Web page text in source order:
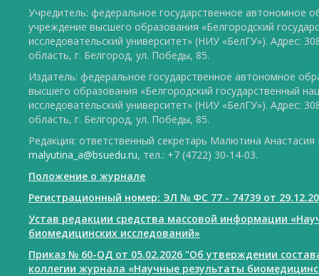
Учредитель: федеральное государственное автономное
учреждение высшего образования «Белгородский
исследовательский университет» (НИУ «БелГУ»). Адрес:
область, г. Белгород, ул. Победы, 85.
Издатель: федеральное государственное автономное
высшего образования «Белгородский государственный
исследовательский университет» (НИУ «БелГУ»). Адрес:
область, г. Белгород, ул. Победы, 85.
Редакция: ответственный секретарь Малютина
malyutina_a@bsuedu.ru, тел.: +7 (4722) 30-14-03.
Положение о журнале
Регистрационный номер: ЭЛ № ФС 77 - 74739 от
Устав редакции средства массовой информации
биомедицинских исследований»
Приказ № 60-ОД от 05.02.2026 "Об утверждении
коллегии журнала «Научные результаты